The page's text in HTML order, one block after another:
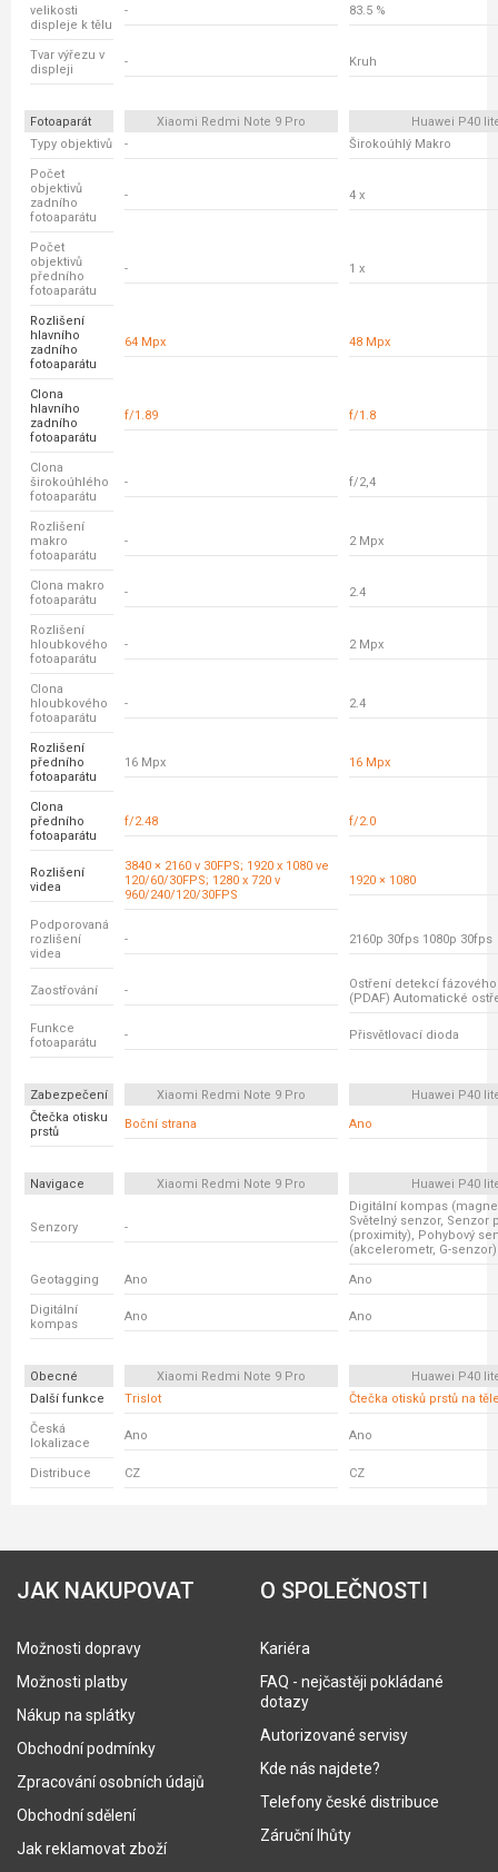
velikosti
displeje k tělu
- 83.5 %
Tvar výřezu v
displeji
- Kruh
Fotoaparát Xiaomi Redmi Note 9 Pro
Huawei P40
Typy objektivů
- Širokoúhlý Makro
Počet
objektivů
zadního
fotoaparátu
- 4 x
Počet
objektivů
předního
fotoaparátu
- 1 x
Rozlišení
hlavního
zadního
fotoaparátu
64 Mpx 48 Mpx
Clona
hlavního
zadního
fotoaparátu
f/1.89 f/1.8
Clona
širokoúhlého
fotoaparátu
- f/2,4
Rozlišení
makro
fotoaparátu
- 2 Mpx
Clona makro
fotoaparátu
- 2.4
Rozlišení
hloubkového
fotoaparátu
- 2 Mpx
Clona
hloubkového
fotoaparátu
- 2.4
Rozlišení
předního
fotoaparátu
16 Mpx 16 Mpx
Clona
předního
fotoaparátu
f/2.48 f/2.0
Rozlišení
videa
3840 × 2160 v 30FPS; 1920 x 1080 ve
120/60/30FPS; 1280 x 720 v
960/240/120/30FPS
1920 × 1080
Podporovaná
rozlišení
videa
- 2160p 30fps 1080p 30fps
Zaostřování -
Ostření detekcí
(PDAF) Automatické
Funkce
fotoaparátu
- Přisvětlovací dioda
Zabezpečení Xiaomi Redmi Note 9 Pro
Huawei P40
Čtečka otisku
prstů
Boční strana Ano
Navigace Xiaomi Redmi Note 9 Pro Huawei P40
Senzory -
Digitální kompas
Světelný senzor, Senzor
(proximity), Pohybový
(akcelerometr, G-senzor)
Geotagging Ano Ano
Digitální
kompas
Ano Ano
Obecné Xiaomi Redmi Note 9 Pro
Huawei P40
Další funkce
Trislot Čtečka otisků prstů na
Česká
lokalizace
Ano Ano
Distribuce CZ CZ
JAK NAKUPOVAT
Možnosti dopravy
Možnosti platby
Nákup na splátky
Obchodní podmínky
Zpracování osobních údajů
Obchodní sdělení
Jak reklamovat zboží
O SPOLEČNOSTI
Kariéra
FAQ - nejčastěji pokládané
dotazy
Autorizované servisy
Kde nás najdete?
Telefony české distribuce
Záruční lhůty